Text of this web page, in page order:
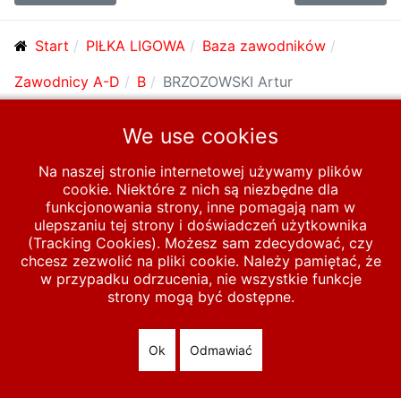
Start PIŁKA LIGOWA
Baza zawodników
Zawodnicy A-D
B BRZOZOWSKI Artur
© 2026 polska-pilka.pl| Tanie strony internetowe
Reserved
We use cookies
Na naszej stronie internetowej używamy plików
cookie. Niektóre z nich są niezbędne dla
funkcjonowania strony, inne pomagają nam w
ulepszaniu tej strony i doświadczeń użytkownika
(Tracking Cookies). Możesz sam zdecydować, czy
chcesz zezwolić na pliki cookie. Należy pamiętać, że
w przypadku odrzucenia, nie wszystkie funkcje
strony mogą być dostępne.
Ok Odmawiać